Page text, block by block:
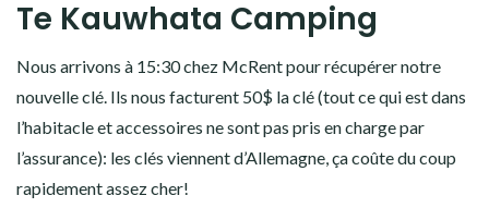
Kaiwaka Cheese shop
2e arrêt, cette fois gustatif. Le Kaiwaka Cheese shop nous
permet de nous faire un repas à base de fromages et de
La vendeuse était vraiment hyper sympa, on pouvait tout